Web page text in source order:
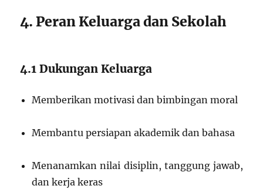
4. Peran Keluarga dan Sekolah
4.1 Dukungan Keluarga
Memberikan motivasi dan bimbingan moral
Membantu persiapan akademik dan bahasa
Menanamkan nilai disiplin, tanggung jawab,
dan kerja keras